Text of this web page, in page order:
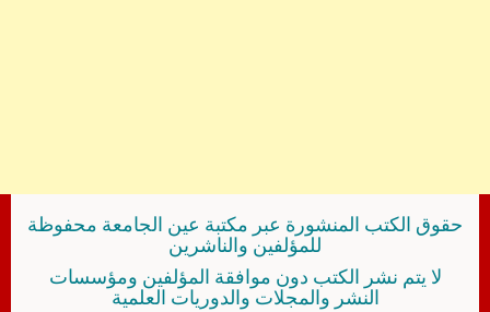
حقوق الكتب المنشورة عبر مكتبة عين الجامعة محفوظة
للمؤلفين والناشرين
لا يتم نشر الكتب دون موافقة المؤلفين ومؤسسات
النشر والمجلات والدوريات العلمية